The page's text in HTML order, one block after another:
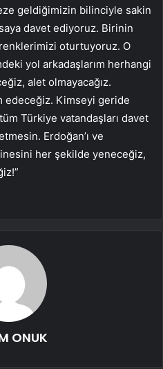
geldiğimizin bilinciyle sakin
davet ediyoruz. Birinin
oturtuyoruz. O
yol arkadaşlarım herhangi
alet olmayacağız.
edeceğiz. Kimseyi geride
Türkiye vatandaşları davet
Erdoğan’ı ve
her şekilde yeneceğiz,
ONUK